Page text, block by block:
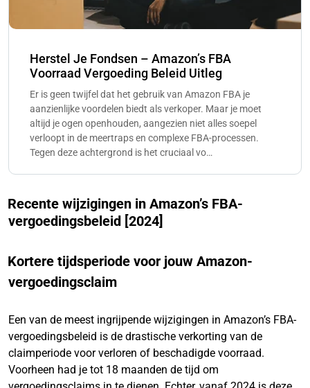
Herstel Je Fondsen – Amazon’s FBA
Voorraad Vergoeding Beleid Uitleg
Er is geen twijfel dat het gebruik van Amazon FBA je
aanzienlijke voordelen biedt als verkoper. Maar je moet
altijd je ogen openhouden, aangezien niet alles soepel
verloopt in de meertraps en complexe FBA-processen.
Tegen deze achtergrond is het cruciaal vo…
Recente wijzigingen in Amazon’s FBA-
vergoedingsbeleid [2024]
Kortere tijdsperiode voor jouw Amazon-
vergoedingsclaim
Een van de meest ingrijpende wijzigingen in Amazon’s FBA-
vergoedingsbeleid is de drastische verkorting van de
claimperiode voor verloren of beschadigde voorraad.
Voorheen had je tot 18 maanden de tijd om